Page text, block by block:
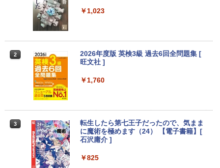
Anker Soundcore P31i ブラック
ラック
【2026年アップグレード版】AOKIMI ワイヤ
レスイヤホン bluetooth イヤホン V12 小型
るーとゅーす コードレス ENCノイズキャン
BRUCE WAYNE feat. Flo Milli, ATL Jacob
[Explicit]
On My Road (Stadium ver.)
by Amazon 天然水 ラベルレス 500ml ×24本
富士山の天然水 バナジウム含有 水 ミネラル
￥1,380
by Amazon 炭酸水 ラベルレス 500ml ×24本
by Amazon 天然水ラベルレス 2L×9本
￥1,117
異世界居酒屋「のぶ」(22) (角川コミックス・
エース)
クスDIGITAL)
HUNTER×HUNTER モノクロ版 39 (ジャンプ
コミックスDIGITAL)
￥572
NVMe式256GB-SSD/ カメラ/ 無線Wi-Fi
￥24,990
11 WPS Office付き 初期設定済み 14イン
チ フルHD ノートPC 初心者 学生 在宅ワ
ーク テンキー Wi-Fi Bluetooth HDMI 軽
量 持ち運び 安い
￥28,800
2100F メモリ8GB〜32GB SSD256GB〜
￥49,210
D256GB メモリ 8GB 1年保証 激安 ゲー
ム ゲーミングパソコン ゲーミングPC マ
インクラフト ヴァロラント eスポーツ 入
門用 本体のみ
￥56,050
￥3,999
2
【超特価】厳選大手メーカー 液晶モニタ
ー シークレット 22-23型ワイド フルHD
EIZO IIYAMA 三菱 富士通 NEC IO-DATA
元！】モバイルモニター 15.6 インチ FH
￥1,023
2
2026年度版 英検3級 過去6回全問題集 [
旺文社 ]
￥1,760
3
転生したら第七王子だったので、気まま
に魔術を極めます（24） 【電子書籍】[
石沢庸介 ]
￥825